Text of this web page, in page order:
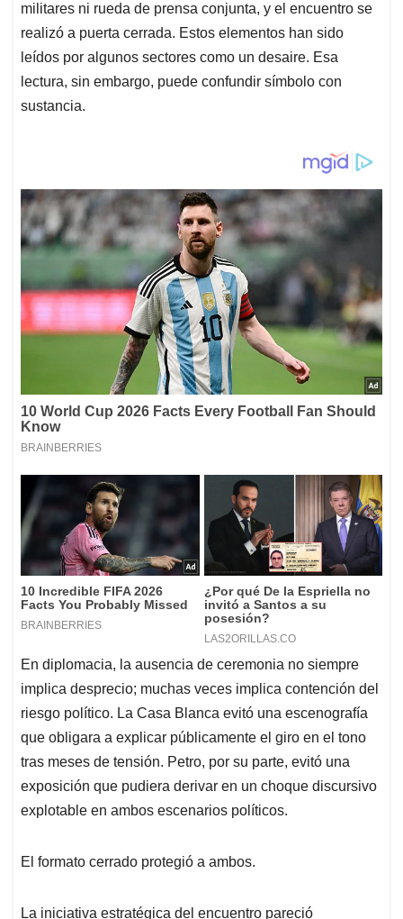
militares ni rueda de prensa conjunta, y el encuentro se
realizó a puerta cerrada. Estos elementos han sido
leídos por algunos sectores como un desaire. Esa
lectura, sin embargo, puede confundir símbolo con
sustancia.
En diplomacia, la ausencia de ceremonia no siempre
implica desprecio; muchas veces implica contención del
riesgo político. La Casa Blanca evitó una escenografía
que obligara a explicar públicamente el giro en el tono
tras meses de tensión. Petro, por su parte, evitó una
exposición que pudiera derivar en un choque discursivo
explotable en ambos escenarios políticos.
El formato cerrado protegió a ambos.
La iniciativa estratégica del encuentro pareció